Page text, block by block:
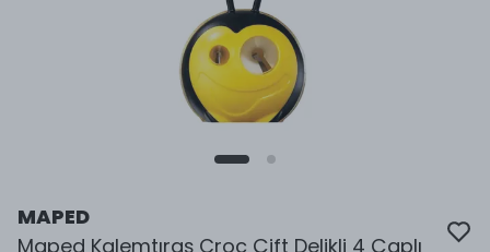
MAPED
Maped Kalemtıraş Croc Çift Delikli 4 Çaplı